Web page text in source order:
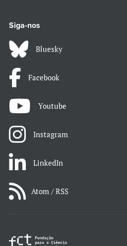
Siga-nos
Bluesky
Facebook
Youtube
Instagram
LinkedIn
Atom / RSS